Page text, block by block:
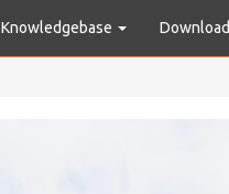
Knowledgebase Download